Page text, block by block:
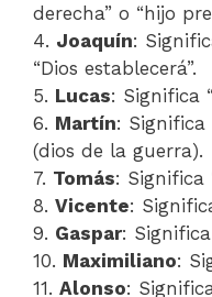
derecha” o “hijo
4. Joaquín:
“Dios establecerá”.
5. Lucas: Significa
6. Martín: Significa
(dios de la guerra).
7. Tomás: Significa
8. Vicente:
9. Gaspar:
10. Maximiliano:
11. Alonso: